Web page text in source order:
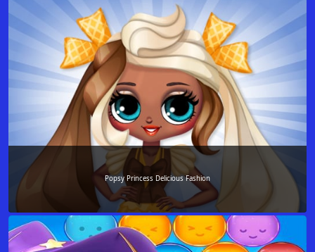
Popsy Princess Delicious Fashion